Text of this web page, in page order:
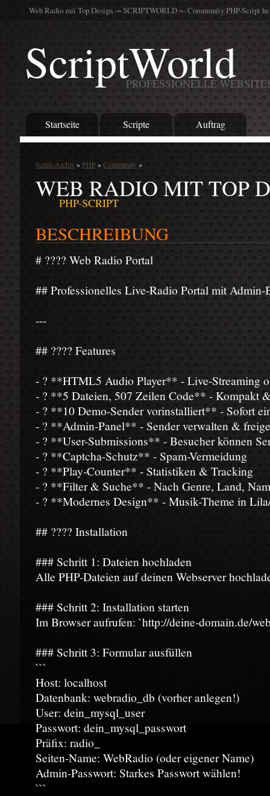
Web Radio mit Top Design -= SCRIPTWORLD =- Community PHP-Script
ScriptWorld
PROFESSIONELLE
Startseite Scripte Auftrag
Script-Archiv » PHP»Community »
WEB RADIO MIT TOP
PHP-SCRIPT
BESCHREIBUNG
# ???? Web Radio Portal
## Professionelles Live-Radio Portal mit Admin-
---
## ???? Features
- ? **HTML5 Audio Player** - Live-Streaming
- ? **5 Dateien, 507 Zeilen Code** - Kompakt
- ? **10 Demo-Sender vorinstalliert** - Sofort
- ? **Admin-Panel** - Sender verwalten &
- ? **User-Submissions** - Besucher können
- ? **Captcha-Schutz** - Spam-Vermeidung
- ? **Play-Counter** - Statistiken & Tracking
- ? **Filter & Suche** - Nach Genre, Land,
- ? **Modernes Design** - Musik-Theme in
## ???? Installation
### Schritt 1: Dateien hochladen
Alle PHP-Dateien auf deinen Webserver
### Schritt 2: Installation starten
Im Browser aufrufen: `http://deine-domain.de/
### Schritt 3: Formular ausfüllen
```
Host: localhost
Datenbank: webradio_db (vorher anlegen!)
User: dein_mysql_user
Passwort: dein_mysql_passwort
Präfix: radio_
Seiten-Name: WebRadio (oder eigener Name)
Admin-Passwort: Starkes Passwort wählen!
```